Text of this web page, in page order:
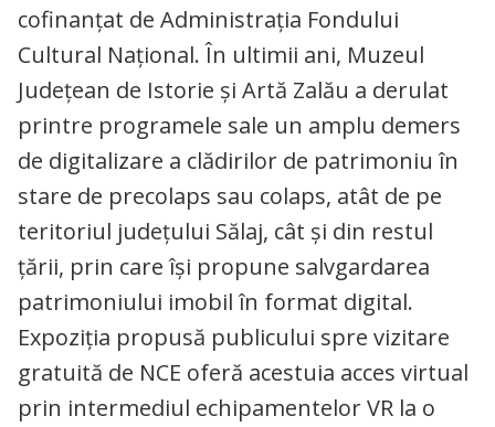
cofinanțat de Administrația Fondului
Cultural Național. În ultimii ani, Muzeul
Județean de Istorie și Artă Zalău a derulat
printre programele sale un amplu demers
de digitalizare a clădirilor de patrimoniu în
stare de precolaps sau colaps, atât de pe
teritoriul județului Sălaj, cât și din restul
țării, prin care își propune salvgardarea
patrimoniului imobil în format digital.
Expoziția propusă publicului spre vizitare
gratuită de NCE oferă acestuia acces virtual
prin intermediul echipamentelor VR la o